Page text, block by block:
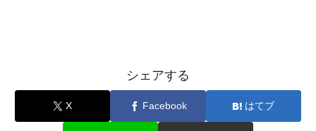
シェアする
X Facebook はてブ